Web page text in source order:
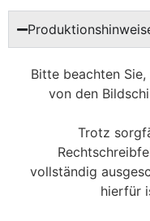
Bitte beachten
von den
Trotz
vollständig
hierfür